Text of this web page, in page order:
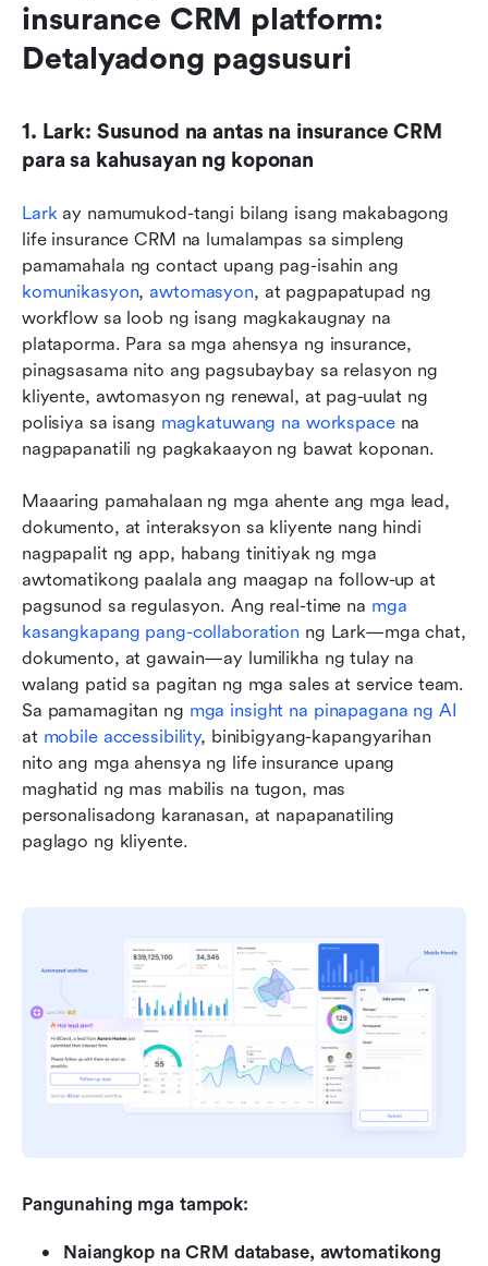
insurance CRM platform:
Detalyadong pagsusuri
1. Lark: Susunod na antas na insurance CRM
para sa kahusayan ng koponan
Lark ay namumukod-tangi bilang isang makabagong
life insurance CRM na lumalampas sa simpleng
komunikasyon, awtomasyon, at pagpapatupad ng
workflow sa loob ng isang magkakaugnay na
plataporma. Para sa mga ahensya ng insurance,
pinagsasama nito ang pagsubaybay sa relasyon ng
kliyente, awtomasyon ng renewal, at pag-uulat ng
polisiya sa isang magkatuwang na workspace na
nagpapanatili ng pagkakaayon ng bawat koponan.
Maaaring pamahalaan ng mga ahente ang mga lead,
dokumento, at interaksyon sa kliyente nang hindi
nagpapalit ng app, habang tinitiyak ng mga
awtomatikong paalala ang maagap na follow-up at
pagsunod sa regulasyon. Ang real-time na mga
kasangkapang pang-collaboration ng Lark—mga chat,
dokumento, at gawain—ay lumilikha ng tulay na
walang patid sa pagitan ng mga sales at service team.
Sa pamamagitan ng mga insight na pinapagana ng AI
at mobile accessibility, binibigyang-kapangyarihan
nito ang mga ahensya ng life insurance upang
maghatid ng mas mabilis na tugon, mas
personalisadong karanasan, at napapanatiling
paglago ng kliyente.
Pangunahing mga tampok:
Naiangkop na CRM database, awtomatikong